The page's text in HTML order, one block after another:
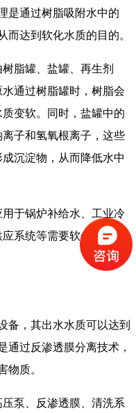
是通过树脂吸附水中的
而达到软化水质的目的。
脂罐、盐罐、再生剂
通过树脂罐时，树脂会
变软。同时，盐罐中的
子和氢氧根离子，这些
沉淀物，从而降低水中
于锅炉补给水、工业冷
系统等需要软化水质的
备，其出水水质可以达到
通过反渗透膜分离技术，
物质。
泵、反渗透膜、清洗系